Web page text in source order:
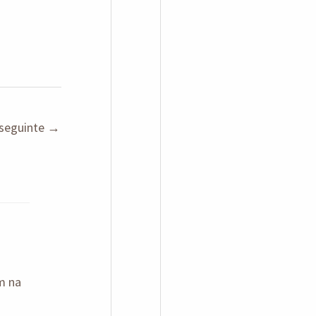
→